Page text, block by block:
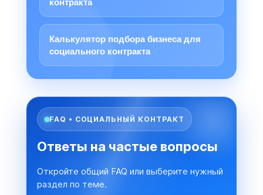
контракта
Калькулятор подбора бизнеса для
социального контракта
FAQ • СОЦИАЛЬНЫЙ КОНТРАКТ
Ответы на частые вопросы
Откройте общий FAQ или выберите нужный
раздел по теме.